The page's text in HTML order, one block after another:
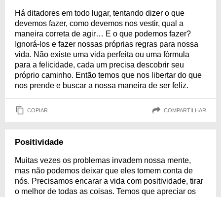
Há ditadores em todo lugar, tentando dizer o que
devemos fazer, como devemos nos vestir, qual a
maneira correta de agir… E o que podemos fazer?
Ignorá-los e fazer nossas próprias regras para nossa
vida. Não existe uma vida perfeita ou uma fórmula
para a felicidade, cada um precisa descobrir seu
próprio caminho. Então temos que nos libertar do que
nos prende e buscar a nossa maneira de ser feliz.
COPIAR COMPARTILHAR
Positividade
Muitas vezes os problemas invadem nossa mente,
mas não podemos deixar que eles tomem conta de
nós. Precisamos encarar a vida com positividade, tirar
o melhor de todas as coisas. Temos que apreciar os